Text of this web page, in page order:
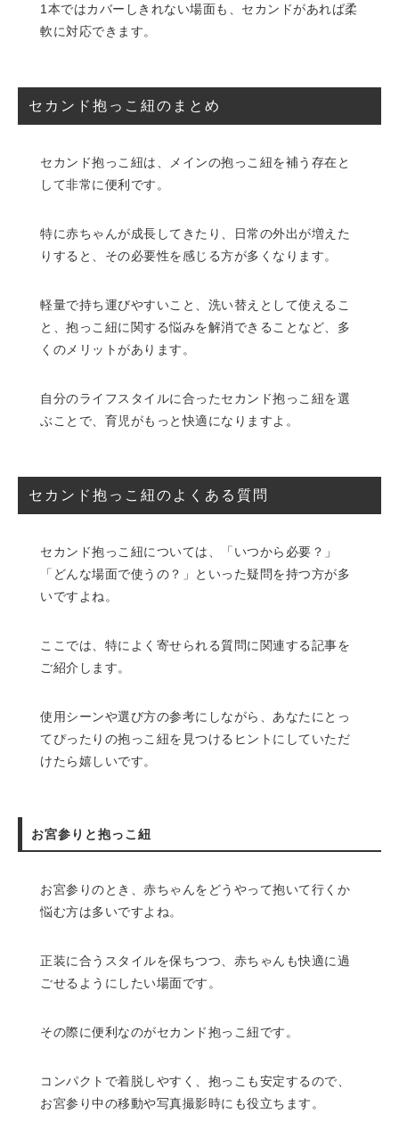
1本ではカバーしきれない場面も、セカンドがあれば柔
軟に対応できます。
セカンド抱っこ紐のまとめ
セカンド抱っこ紐は、メインの抱っこ紐を補う存在と
して非常に便利です。
特に赤ちゃんが成長してきたり、日常の外出が増えた
りすると、その必要性を感じる方が多くなります。
軽量で持ち運びやすいこと、洗い替えとして使えるこ
と、抱っこ紐に関する悩みを解消できることなど、多
くのメリットがあります。
自分のライフスタイルに合ったセカンド抱っこ紐を選
ぶことで、育児がもっと快適になりますよ。
セカンド抱っこ紐のよくある質問
セカンド抱っこ紐については、「いつから必要？」
「どんな場面で使うの？」といった疑問を持つ方が多
いですよね。
ここでは、特によく寄せられる質問に関連する記事を
ご紹介します。
使用シーンや選び方の参考にしながら、あなたにとっ
てぴったりの抱っこ紐を見つけるヒントにしていただ
けたら嬉しいです。
お宮参りと抱っこ紐
お宮参りのとき、赤ちゃんをどうやって抱いて行くか
悩む方は多いですよね。
正装に合うスタイルを保ちつつ、赤ちゃんも快適に過
ごせるようにしたい場面です。
その際に便利なのがセカンド抱っこ紐です。
コンパクトで着脱しやすく、抱っこも安定するので、
お宮参り中の移動や写真撮影時にも役立ちます。